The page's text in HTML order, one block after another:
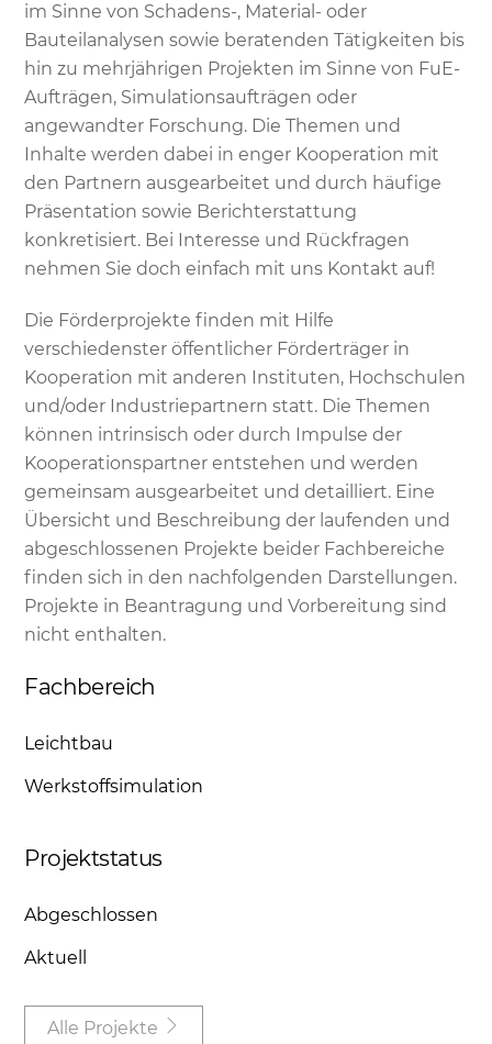
im Sinne von Schadens-, Material- oder
Bauteilanalysen sowie beratenden Tätigkeiten bis
hin zu mehrjährigen Projekten im Sinne von FuE-
Aufträgen, Simulationsaufträgen oder
angewandter Forschung. Die Themen und
Inhalte werden dabei in enger Kooperation mit
den Partnern ausgearbeitet und durch häufige
Präsentation sowie Berichterstattung
konkretisiert. Bei Interesse und Rückfragen
nehmen Sie doch einfach mit uns Kontakt auf!
Die Förderprojekte finden mit Hilfe
verschiedenster öffentlicher Förderträger in
Kooperation mit anderen Instituten, Hochschulen
und/oder Industriepartnern statt. Die Themen
können intrinsisch oder durch Impulse der
Kooperationspartner entstehen und werden
gemeinsam ausgearbeitet und detailliert. Eine
Übersicht und Beschreibung der laufenden und
abgeschlossenen Projekte beider Fachbereiche
finden sich in den nachfolgenden Darstellungen.
Projekte in Beantragung und Vorbereitung sind
nicht enthalten.
Fachbereich
Leichtbau
Werkstoffsimulation
Projektstatus
Abgeschlossen
Aktuell
Alle Projekte